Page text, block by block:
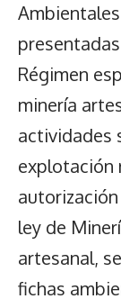
Régimen
minería
actividades
explotación
ley de
artesanal,
fichas